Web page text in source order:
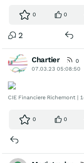
0 0
2
Chartier
0
07.03.23 05:08:50
CIE Financiere Richemont |
0 0